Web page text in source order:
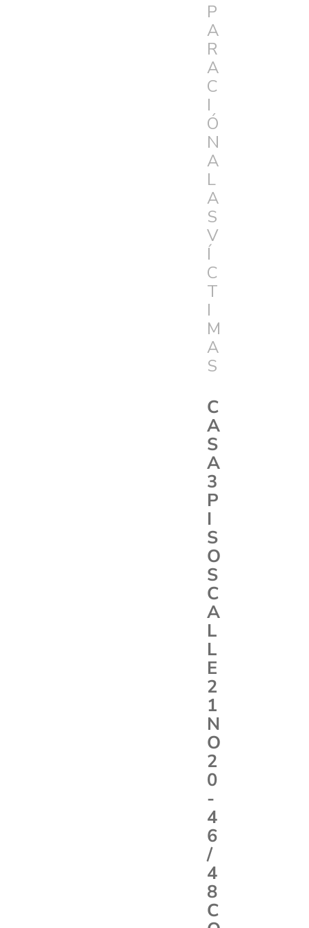
P
A
R
A
C
I
Ó
N
A
L
A
S
V
Í
C
T
I
M
A
S
C
A
S
A
3
P
I
S
O
S
C
A
L
L
E
2
1
N
O
2
0
-
4
6
/
4
8
C